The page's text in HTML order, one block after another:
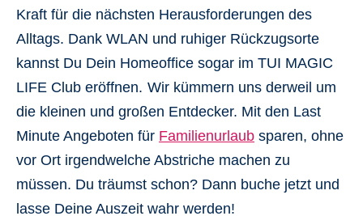
Kraft für die nächsten Herausforderungen des
Alltags. Dank WLAN und ruhiger Rückzugsorte
kannst Du Dein Homeoffice sogar im TUI MAGIC
LIFE Club eröffnen. Wir kümmern uns derweil um
die kleinen und großen Entdecker. Mit den Last
Minute Angeboten für Familienurlaub sparen, ohne
vor Ort irgendwelche Abstriche machen zu
müssen. Du träumst schon? Dann buche jetzt und
lasse Deine Auszeit wahr werden!